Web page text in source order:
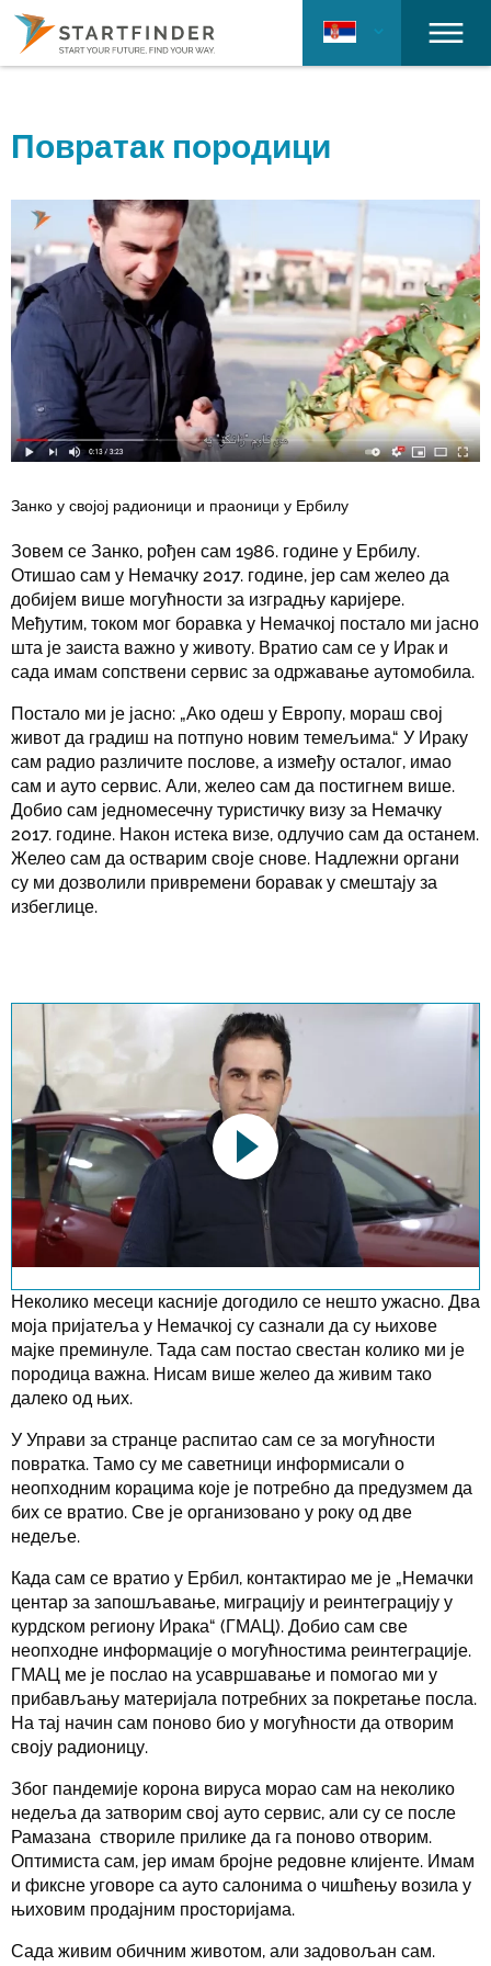
Повратак породици
Занко у својој радионици и праоници у Ербилу
Зовем се Занко, рођен сам 1986. године у Ербилу.
Отишао сам у Немачку 2017. године, јер сам желео да
добијем више могућности за изградњу каријере.
Међутим, током мог боравка у Немачкој постало ми јасно
шта је заиста важно у животу. Вратио сам се у Ирак и
сада имам сопствени сервис за одржавање аутомобила.
Постало ми је јасно: „Ако одеш у Европу, мораш свој
живот да градиш на потпуно новим темељима.“ У Ираку
сам радио различите послове, а између осталог, имао
сам и ауто сервис. Али, желео сам да постигнем више.
Добио сам једномесечну туристичку визу за Немачку
2017. године. Након истека визе, одлучио сам да останем.
Желео сам да остварим своје снове. Надлежни органи
су ми дозволили привремени боравак у смештају за
избеглице.
This link opens a YouTube video. Please
note the data protection regulations valid
for this site.
Потврди
Неколико месеци касније догодило се нешто ужасно. Два
моја пријатеља у Немачкој су сазнали да су њихове
мајке преминуле. Тада сам постао свестан колико ми је
породица важна. Нисам више желео да живим тако
далеко од њих.
У Управи за странце распитао сам се за могућности
повратка. Тамо су ме саветници информисали о
неопходним корацима које је потребно да предузмем да
бих се вратио. Све је организовано у року од две
недеље.
Када сам се вратио у Ербил, контактирао ме је „Немачки
центар за запошљавање, миграцију и реинтеграцију у
курдском региону Ирака“ (ГМАЦ). Добио сам све
неопходне информације о могућностима реинтеграције.
ГМАЦ ме је послао на усавршавање и помогао ми у
прибављању материјала потребних за покретање посла.
На тај начин сам поново био у могућности да отворим
своју радионицу.
Због пандемије корона вируса морао сам на неколико
недеља да затворим свој ауто сервис, али су се после
Рамазана створиле прилике да га поново отворим.
Оптимиста сам, јер имам бројне редовне клијенте. Имам
и фиксне уговоре са ауто салонима о чишћењу возила у
њиховим продајним просторијама.
Сада живим обичним животом, али задовољан сам.